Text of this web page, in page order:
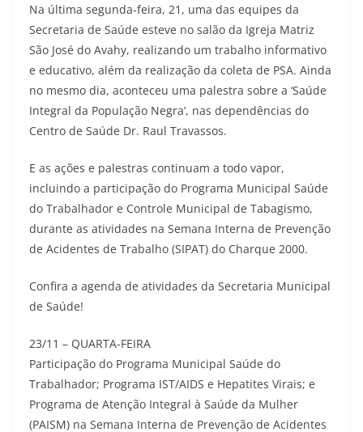
Na última segunda-feira, 21, uma das equipes da
Secretaria de Saúde esteve no salão da Igreja Matriz
São José do Avahy, realizando um trabalho informativo
e educativo, além da realização da coleta de PSA. Ainda
no mesmo dia, aconteceu uma palestra sobre a ‘Saúde
Integral da População Negra’, nas dependências do
Centro de Saúde Dr. Raul Travassos.
E as ações e palestras continuam a todo vapor,
incluindo a participação do Programa Municipal Saúde
do Trabalhador e Controle Municipal de Tabagismo,
durante as atividades na Semana Interna de Prevenção
de Acidentes de Trabalho (SIPAT) do Charque 2000.
Confira a agenda de atividades da Secretaria Municipal
de Saúde!
23/11 – QUARTA-FEIRA
Participação do Programa Municipal Saúde do
Trabalhador; Programa IST/AIDS e Hepatites Virais; e
Programa de Atenção Integral à Saúde da Mulher
(PAISM) na Semana Interna de Prevenção de Acidentes